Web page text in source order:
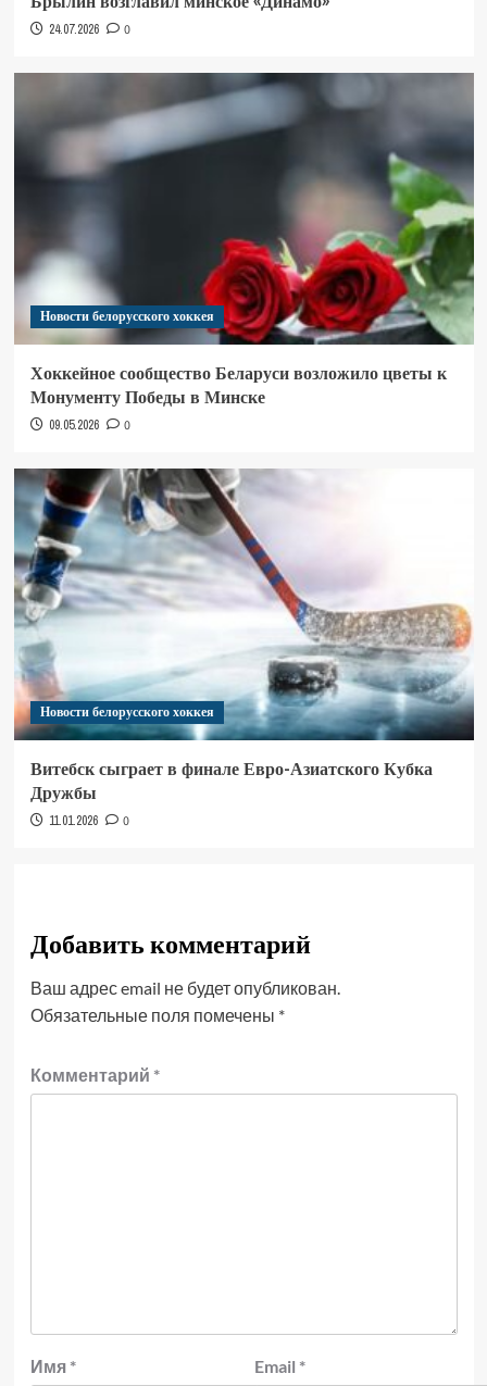
24.07.2026 0
Новости белорусского хоккея
Хоккейное сообщество Беларуси возложило цветы к
Монументу Победы в Минске
09.05.2026 0
Новости белорусского хоккея
Витебск сыграет в финале Евро-Азиатского Кубка
Дружбы
11.01.2026 0
Добавить комментарий
Ваш адрес email не будет опубликован.
Обязательные поля помечены *
Комментарий *
Имя * Email *